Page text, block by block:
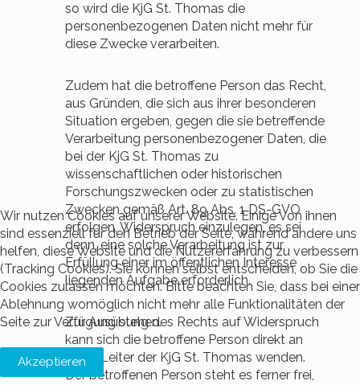
so wird die KjG St. Thomas die
personenbezogenen Daten nicht mehr für
diese Zwecke verarbeiten.
Zudem hat die betroffene Person das Recht,
aus Gründen, die sich aus ihrer besonderen
Situation ergeben, gegen die sie betreffende
Verarbeitung personenbezogener Daten, die
bei der KjG St. Thomas zu
wissenschaftlichen oder historischen
Forschungszwecken oder zu statistischen
Zwecken gemäß Art. 89 Abs. 1 DS-GVO
erfolgen, Widerspruch einzulegen, es sei
denn, eine solche Verarbeitung ist zur
Erfüllung einer im öffentlichen Interesse
liegenden Aufgabe erforderlich.
Zur Ausübung des Rechts auf Widerspruch
kann sich die betroffene Person direkt an
jeden Leiter der KjG St. Thomas wenden.
Der betroffenen Person steht es ferner frei,
Wir nutzen Cookies auf unserer Website. Einige von ihnen
sind essenziell für den Betrieb der Seite, während andere uns
helfen, diese Website und die Nutzererfahrung zu verbessern
(Tracking Cookies). Sie können selbst entscheiden, ob Sie die
Cookies zulassen möchten. Bitte beachten Sie, dass bei einer
Ablehnung womöglich nicht mehr alle Funktionalitäten der
Seite zur Verfügung stehen.
Akzeptieren